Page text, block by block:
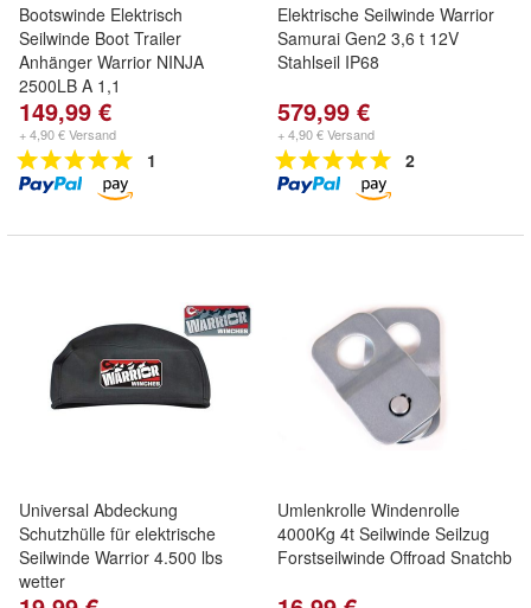
Bootswinde Elektrisch
Seilwinde Boot Trailer
Anhänger Warrior NINJA
2500LB A 1,1
149,99 €
+ 4,90 € Versand
1
Elektrische Seilwinde Warrior
Samurai Gen2 3,6 t 12V
Stahlseil IP68
579,99 €
+ 4,90 € Versand
2
Universal Abdeckung
Schutzhülle für elektrische
Seilwinde Warrior 4.500 lbs
wetter
Umlenkrolle Windenrolle
4000Kg 4t Seilwinde Seilzug
Forstseilwinde Offroad Snatchb